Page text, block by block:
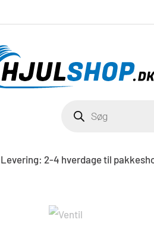
Levering: 2-4 hverdage til